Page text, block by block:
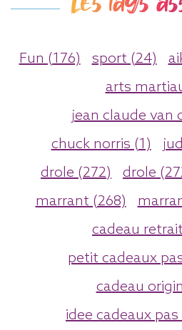
Fun (176) sport (24)
arts
jean claude van
chuck norris (1)
drole (272)
drole
marrant (268)
cadeau
petit cadeaux
cadeau
idee cadeaux pas